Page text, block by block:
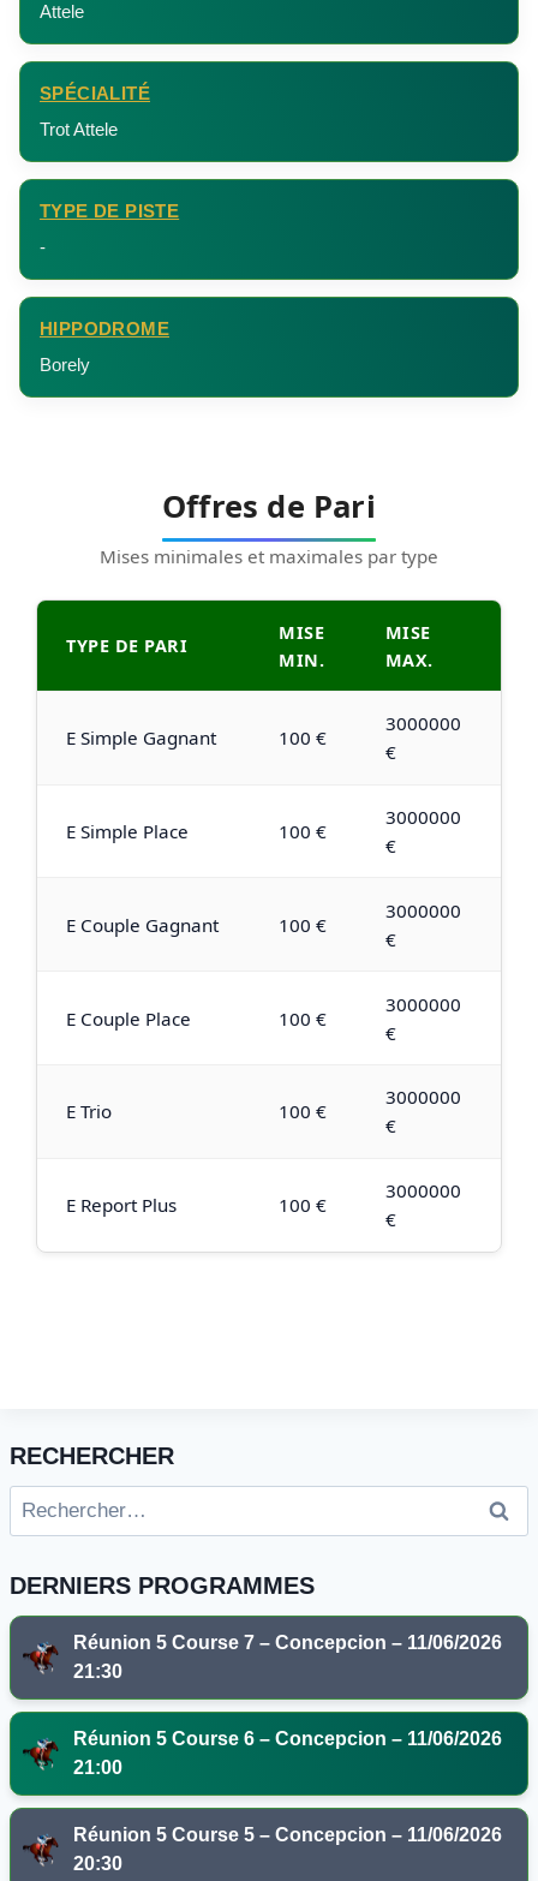
Attele
SPÉCIALITÉ
Trot Attele
TYPE DE PISTE
-
HIPPODROME
Borely
Offres de Pari
Mises minimales et maximales par type
TYPE DE PARI
MISE
MIN.
MISE
MAX.
E Simple Gagnant 100 €
3000000
€
E Simple Place 100 €
3000000
€
E Couple Gagnant 100 €
3000000
€
E Couple Place 100 €
3000000
€
E Trio 100 €
3000000
€
E Report Plus 100 €
3000000
€
RECHERCHER
Rechercher :
DERNIERS PROGRAMMES
Réunion 5 Course 7 – Concepcion – 11/06/2026
21:30
Réunion 5 Course 6 – Concepcion – 11/06/2026
21:00
Réunion 5 Course 5 – Concepcion – 11/06/2026
20:30